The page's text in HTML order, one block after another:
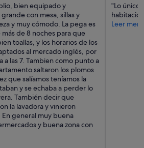
bien equipado y
con mesa, sillas y
y muy cómodo. La pega es
de 8 noches para que
toallas, y los horarios de los
al mercado inglés, por
a las 7. Tambien como punto a
saltaron los plomos
que salíamos teníamos la
y se echaba a perder lo
También decir que
la lavadora y vinieron
general muy buena
y buena zona con
"Lo único
Leer